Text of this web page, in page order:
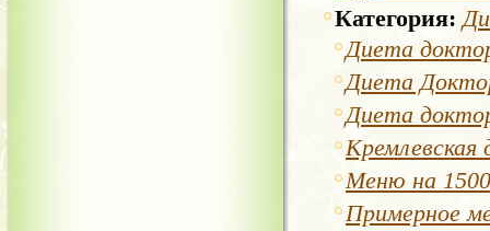
Категория:
Диета
Диета
Диета
Кремлевская
Меню на
Примерное